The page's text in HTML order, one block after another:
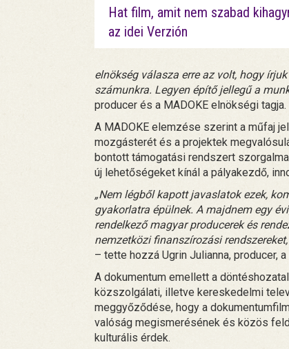
Hat film, amit nem szabad
az idei Verzión
elnökség válasza erre az volt, hogy
számunkra. Legyen építő jellegű a
producer és a MADOKE elnökségi tagja.
A MADOKE elemzése szerint a műfaj
mozgásterét és a projektek
bontott támogatási rendszert
új lehetőségeket kínál a pályakezdő,
„Nem légből kapott javaslatok ezek,
gyakorlatra épülnek. A majdnem egy
rendelkező magyar producerek és
nemzetközi finanszírozási
– tette hozzá Ugrin Julianna, producer, a
A dokumentum emellett a
közszolgálati, illetve kereskedelmi
meggyőződése, hogy a
valóság megismerésének és közös
kulturális érdek.